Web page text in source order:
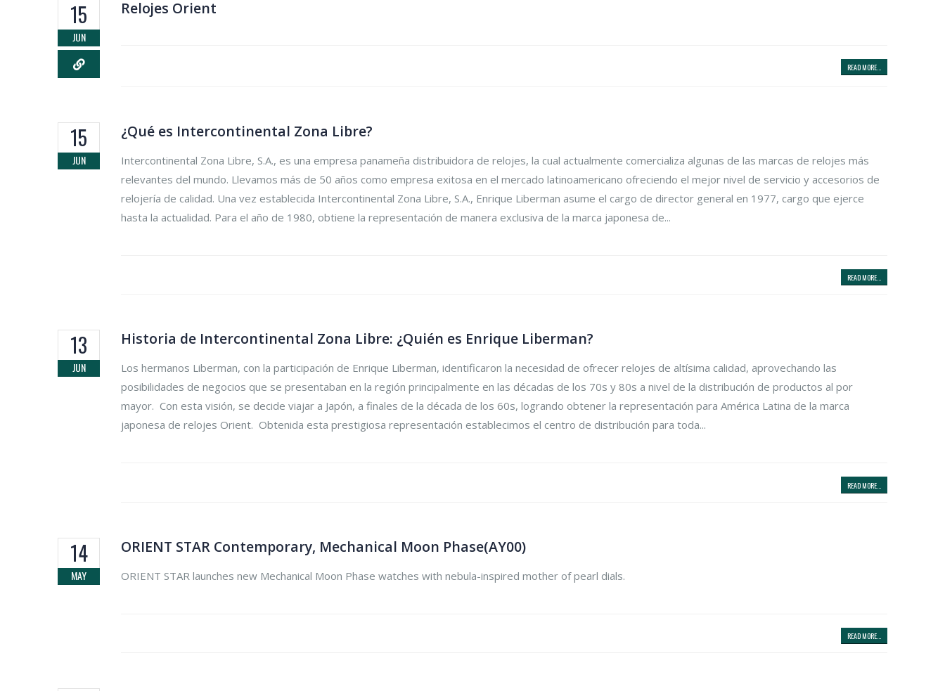
15
JUN
Relojes Orient
READ MORE...
15
JUN
¿Qué es Intercontinental Zona Libre?
Intercontinental Zona Libre, S.A., es una empresa panameña distribuidora de relojes, la cual actualmente comercializa algunas de las marcas de relojes más
relevantes del mundo. Llevamos más de 50 años como empresa exitosa en el mercado latinoamericano ofreciendo el mejor nivel de servicio y accesorios de
relojería de calidad. Una vez establecida Intercontinental Zona Libre, S.A., Enrique Liberman asume el cargo de director general en 1977, cargo que ejerce
hasta la actualidad. Para el año de 1980, obtiene la representación de manera exclusiva de la marca japonesa de...
READ MORE...
13
JUN
Historia de Intercontinental Zona Libre: ¿Quién es Enrique Liberman?
Los hermanos Liberman, con la participación de Enrique Liberman, identificaron la necesidad de ofrecer relojes de altísima calidad, aprovechando las
posibilidades de negocios que se presentaban en la región principalmente en las décadas de los 70s y 80s a nivel de la distribución de productos al por
mayor. Con esta visión, se decide viajar a Japón, a finales de la década de los 60s, logrando obtener la representación para América Latina de la marca
japonesa de relojes Orient. Obtenida esta prestigiosa representación establecimos el centro de distribución para toda...
READ MORE...
14
MAY
ORIENT STAR Contemporary, Mechanical Moon Phase(AY00)
ORIENT STAR launches new Mechanical Moon Phase watches with nebula-inspired mother of pearl dials.
READ MORE...